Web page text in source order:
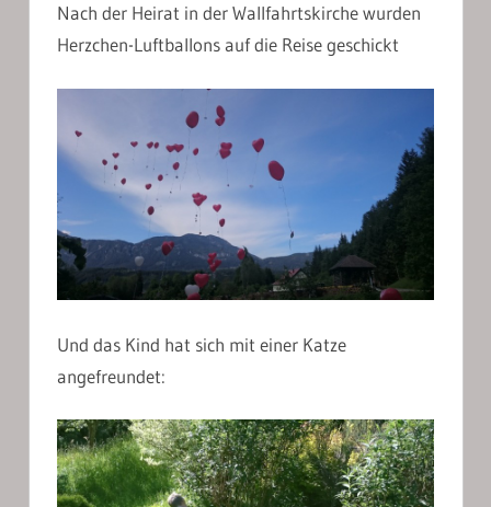
Nach der Heirat in der Wallfahrtskirche wurden
Herzchen-Luftballons auf die Reise geschickt
Und das Kind hat sich mit einer Katze
angefreundet: